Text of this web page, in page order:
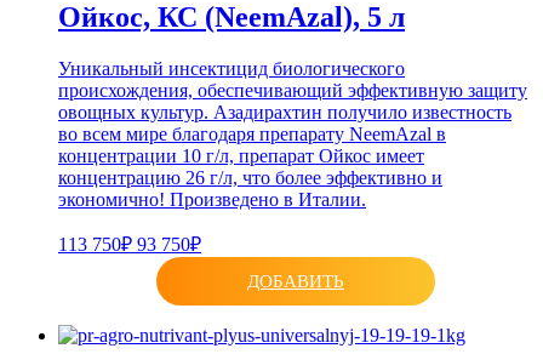
Ойкос, КС (NeemAzal), 5 л
Уникальный инсектицид биологического
происхождения, обеспечивающий эффективную защиту
овощных культур. Азадирахтин получило известность
во всем мире благодаря препарату NeemAzal в
концентрации 10 г/л, препарат Ойкос имеет
концентрацию 26 г/л, что более эффективно и
экономично! Произведено в Италии.
113 750₽ 93 750₽
ДОБАВИТЬ